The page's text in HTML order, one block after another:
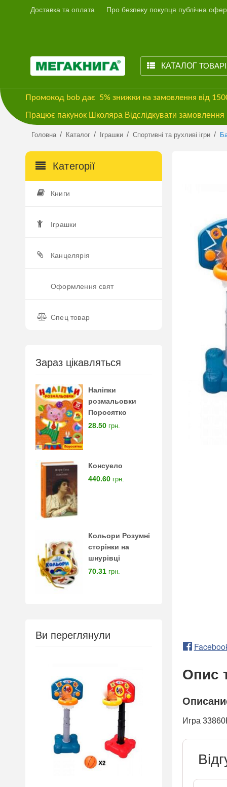
Доставка та оплата Про безпеку покупця публічна
КАТАЛОГ
Промокод bob дає 5% знижки на замовлення від
Працює пакунок Школяра Відслідкувати
Головна / Каталог / Іграшки / Спортивні та рухливі ігри /
Категорії
Книги
Іграшки
Канцелярія
Оформлення свят
Спец товар
Зараз цікавляться
Наліпки
розмальовки
Поросятко
28.50 грн.
Консуело
440.60 грн.
Кольори Розумні
сторінки на
шнурівці
70.31 грн.
Ви переглянули
Опис
Игра